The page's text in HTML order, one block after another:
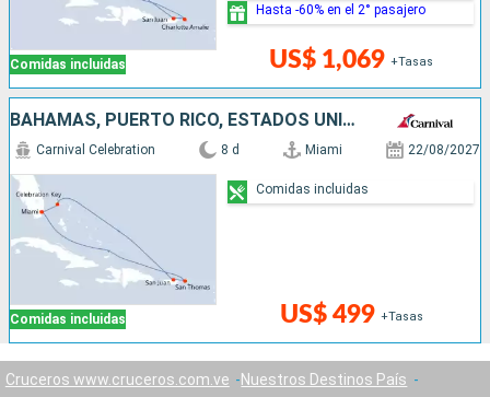
Comidas incluidas US$ 1,069 +Tasas
Hasta -60% en el 2° pasajero
BAHAMAS, PUERTO RICO, ESTADOS UNIDOS
Comidas incluidas
Carnival Celebration 8 d Miami 22/08/2027
US$ 499 +Tasas
Comidas incluidas
Cruceros www.cruceros.com.ve
Nuestros Destinos País